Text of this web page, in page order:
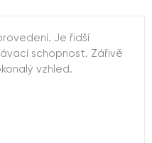
Je řidší
schopnost. Zářivě
vzhled.